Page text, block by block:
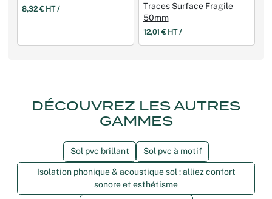
8,32 € HT /
Traces Surface Fragile
50mm
12,01 € HT /
DÉCOUVREZ LES AUTRES
GAMMES
Sol pvc brillant Sol pvc à motif
Isolation phonique & acoustique sol : alliez confort
sonore et esthétisme